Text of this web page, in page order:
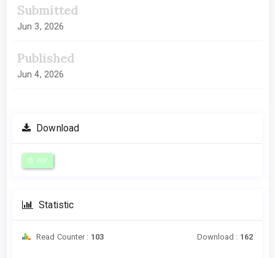
Submitted
Jun 3, 2026
Published
Jun 4, 2026
Download
PDF
Statistic
Read Counter : 103 Download : 162